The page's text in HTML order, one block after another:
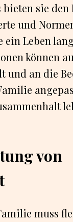
sie
und
ein Leben
können
und an die
von
muss